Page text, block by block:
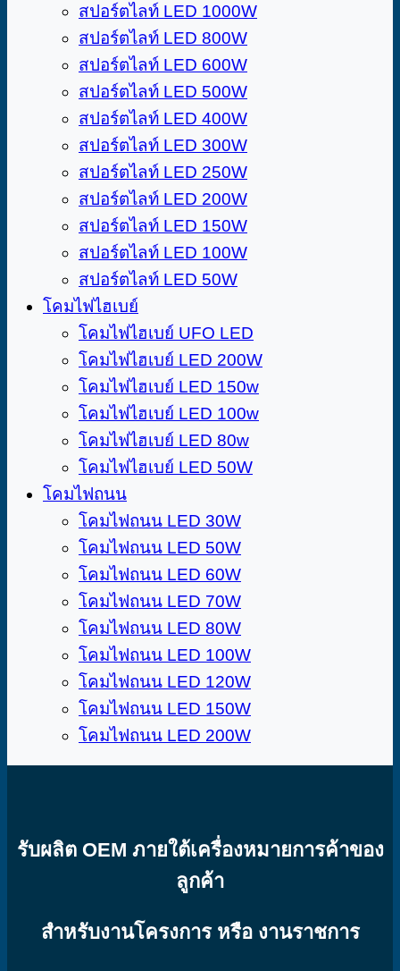
สปอร์ตไลท์ LED 1000W
สปอร์ตไลท์ LED 800W
สปอร์ตไลท์ LED 600W
สปอร์ตไลท์ LED 500W
สปอร์ตไลท์ LED 400W
สปอร์ตไลท์ LED 300W
สปอร์ตไลท์ LED 250W
สปอร์ตไลท์ LED 200W
สปอร์ตไลท์ LED 150W
สปอร์ตไลท์ LED 100W
สปอร์ตไลท์ LED 50W
โคมไฟไฮเบย์
โคมไฟไฮเบย์​ UFO LED
โคมไฟไฮเบย์ LED 200W
โคมไฟไฮเบย์ LED 150w
โคมไฟไฮเบย์ LED 100w
โคมไฟไฮเบย์ LED 80w
โคมไฟไฮเบย์ LED 50W
โคมไฟถนน
โคมไฟถนน LED 30W
โคมไฟถนน LED 50W
โคมไฟถนน LED 60W
โคมไฟถนน LED 70W
โคมไฟถนน LED 80W
โคมไฟถนน LED 100W
โคมไฟถนน LED 120W
โคมไฟถนน LED 150W
โคมไฟถนน LED 200W
รับผลิต OEM ภายใต้เครื่องหมายการค้าของ
ลูกค้า
สำหรับงานโครงการ หรือ งานราชการ